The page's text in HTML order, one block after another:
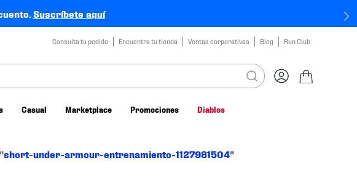
Suscríbete aquí
Consulta tu pedido Encuentra tu tienda Ventas corporativas Blog Run Club
Casual Marketplace Promociones Diablos
short-under-armour-entrenamiento-1127981504"